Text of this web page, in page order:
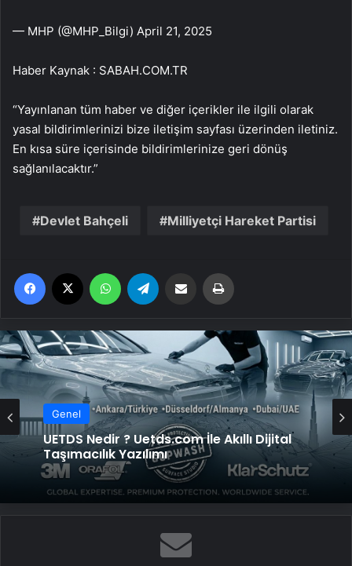
— MHP (@MHP_Bilgi) April 21, 2025
Haber Kaynak : SABAH.COM.TR
“Yayınlanan tüm haber ve diğer içerikler ile ilgili olarak
yasal bildirimlerinizi bize iletişim sayfası üzerinden iletiniz.
En kısa süre içerisinde bildirimlerinize geri dönüş
sağlanılacaktır.”
Devlet Bahçeli Milliyetçi Hareket Partisi
Facebook WhatsApp Email'den paylaş
Genel
UETDS Nedir ? Uetds.com İle Akıllı Dijital
Taşımacılık Yazılımı